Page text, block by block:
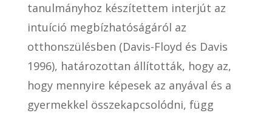
tanulmányhoz készítettem interjút az
intuíció megbízhatóságáról az
otthonszülésben (Davis-Floyd és Davis
1996), határozottan állították, hogy az,
hogy mennyire képesek az anyával és a
gyermekkel összekapcsolódni, függ